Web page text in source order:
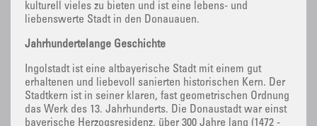
kulturell vieles zu bieten und ist eine lebens- und
liebenswerte Stadt in den Donauauen.
Jahrhundertelange Geschichte
Ingolstadt ist eine altbayerische Stadt mit einem gut
erhaltenen und liebevoll sanierten historischen Kern. Der
Stadtkern ist in seiner klaren, fast geometrischen Ordnung
das Werk des 13. Jahrhunderts. Die Donaustadt war einst
bayerische Herzogsresidenz, über 300 Jahre lang (1472 -